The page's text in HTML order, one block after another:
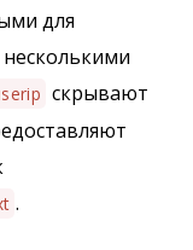
для
скрывают
.